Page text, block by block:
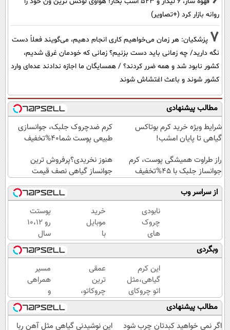
روانه بازار کرد (+تصاویر)
7 پزشکیان: هر زمان می‌خواهیم کاری انجام دهیم، می‌گویند فعلاً دست
نگه دارید/ چه زمانی باید دست بزنیم؟ زمانی که خودمان غرق شدیم،
کشور نابود شد و همه ضرر کردند؟ / همسایگان ما اجازه ندادند عده‌ای وارد
کشور شوند و باعث اغتشاش شوند
مطالب پیشنهادی
شرایط ویژه خرید کرم بوتاکس
گیاهی تا پایان امشب!
کرم ضدچروک جلبک، جوانسازی
طبیعی پوست شما40%تخفیف
راز طراوت همیشگی پوست، کرم
جوانساز جلبک با 45%تخفیف
هنوز نخریدی؟پرفروش ترین
جوانساز گیاهی نصف قیمت
از سراسر وب
نابودی
چروک
های
سطحی
و عمقی
پوست با
کرم
آلمانی(45%تخفیف)
خرید
موبایل
با
اسنپ
پی | در
۴
قسط
بدون
سود و
کارمزد!
پوستت
رو 10،12
سال
جوان
کن
(تخفیف
تا
امشب)
وبگردی
این کرم
گیاهی،مثل
اتو چروکای
پوستتوصاف
میکنه!50%تخفیف
عمقی
ترین
چروکاتو،
با این
کرم
جوانساز،
مسیر
همراهی
و
گزارش
عملکرد
گروه
مطالب پیشنهادی
اگر نمی خواهید کبدتان چرب شود
این نوشیدنی گیاهی مثل آهن ربا